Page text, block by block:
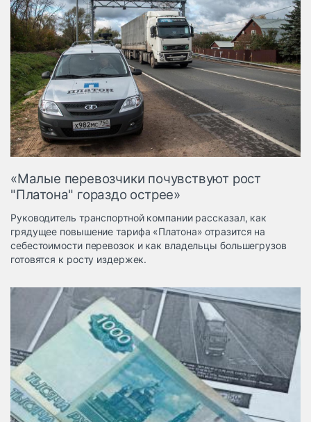
ЭДО, ИТ в
логистике
Дороги,
инфраструктура
Логистика, грузы
Негабаритные и
опасные грузы
Безопасность и
Таможня и ВЭД
Склады и
грузовые
терминалы
транспорт
Спецтехника
Автосервис,
запчасти, шины
Топливо, масла и
автохимия
Дзен
«Малые перевозчики почувствуют рост
"Платона" гораздо острее»
Руководитель транспортной компании рассказал, как
грядущее повышение тарифа «Платона» отразится на
себестоимости перевозок и как владельцы большегрузов
готовятся к росту издержек.